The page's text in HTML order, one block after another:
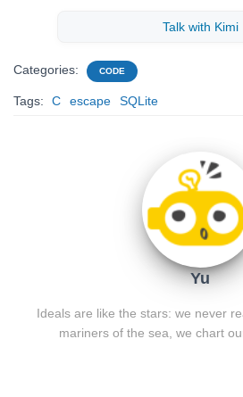
Talk with Kimi
Categories: CODE
Tags: C escape SQLite
Yu
Ideals are like the stars: we never
mariners of the sea, we chart